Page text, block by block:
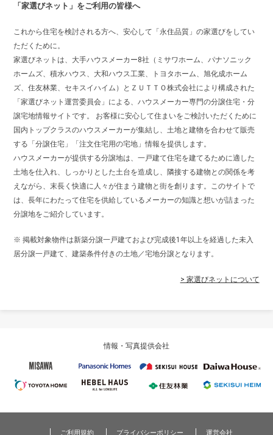
「家選びネット」をご利用の皆様へ
これから住宅を検討される方へ、安心して「永住品質」の家選びをしてい
ただくために。
家選びネットは、大手ハウスメーカー8社（ミサワホーム、パナソニック
ホームズ、積水ハウス、大和ハウス工業、トヨタホーム、旭化成ホーム
ズ、住友林業、セキスイハイム）とＺＵＴＴＯ株式会社により構成された
「家選びネット運営委員会」による、ハウスメーカー専門の分譲住宅・分
譲宅地情報サイトです。 お客様に安心して住まいをご検討いただくために
国内トップクラスのハウスメーカーが集結し、土地と建物を合わせて販売
する「分譲住宅」「注文住宅用の宅地」情報を提供します。
ハウスメーカーが提供する分譲地は、一戸建て住宅を建てるために適した
土地を仕入れ、しっかりとした土台を造成し、隣接する建物との関係を考
えながら、末長く快適に人々が住まう建物と街を創ります。このサイトで
は、長年にわたって住宅を供給しているメーカーの知識と想いが詰まった
分譲地をご紹介しています。
※ 掲載対象物件は新築分譲一戸建ておよび完成後1年以上を経過した未入
居分譲一戸建て、建築条件付きの土地／宅地分譲となります。
> 家選びネットについて
情報・写真提供会社
ご利用規約 プライバシーポリシー 運営会社